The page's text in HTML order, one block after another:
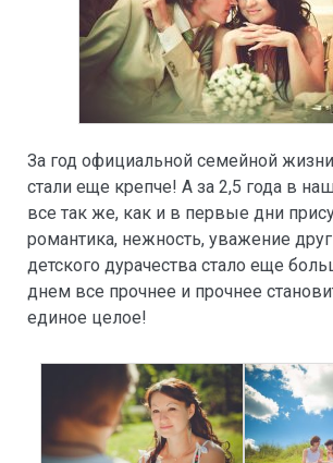
За год официальной семейной
стали еще крепче! А за 2,5 года в
все так же, как и в первые дни
романтика, нежность, уважение друг
детского дурачества стало еще
днем все прочнее и прочнее
единое целое!